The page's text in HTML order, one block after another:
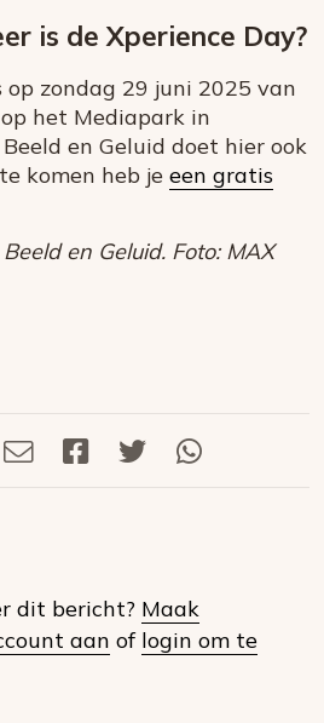
is de Xperience Day?
op zondag 29 juni 2025 van
het Mediapark in
en Geluid doet hier ook
komen heb je een gratis
en Geluid. Foto: MAX
Deel
social
Deel
Deel
Deel
dit bericht? Maak
aan of login om te